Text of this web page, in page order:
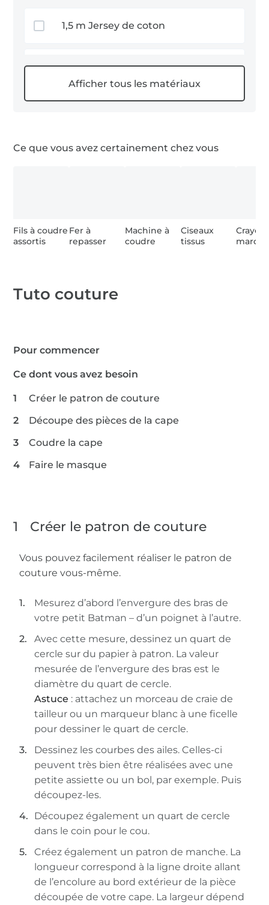
1,5 m Jersey de coton
0,2 m Güt Feutrine 1 - 2 mm
1 m Elastische Bänder
Ce que vous avez certainement chez vous
Fils à coudre
assortis
Fer à
repasser
Machine à
coudre
Ciseaux
tissus
Tuto couture
Pour commencer
Ce dont vous avez besoin
Créer le patron de couture
Découpe des pièces de la cape
Coudre la cape
Faire le masque
1 Créer le patron de couture
Vous pouvez facilement réaliser le patron de
couture vous-même.
Mesurez d’abord l’envergure des bras de
votre petit Batman – d’un poignet à l’autre.
Avec cette mesure, dessinez un quart de
cercle sur du papier à patron. La valeur
mesurée de l’envergure des bras est le
diamètre du quart de cercle.
Astuce : attachez un morceau de craie de
tailleur ou un marqueur blanc à une ficelle
pour dessiner le quart de cercle.
Dessinez les courbes des ailes. Celles-ci
peuvent très bien être réalisées avec une
petite assiette ou un bol, par exemple. Puis
découpez-les.
Découpez également un quart de cercle
dans le coin pour le cou.
Créez également un patron de manche. La
longueur correspond à la ligne droite allant
de l’encolure au bord extérieur de la pièce
découpée de votre cape. La largeur dépend